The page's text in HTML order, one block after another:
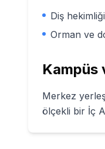
Diş
Orman ve
Kampüs
Merkez
ölçekli bir İç